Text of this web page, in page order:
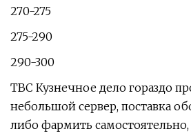
270-275
275-290
290-300
TBC Кузнечное дело гораздо
небольшой сервер, поставка
либо фармить